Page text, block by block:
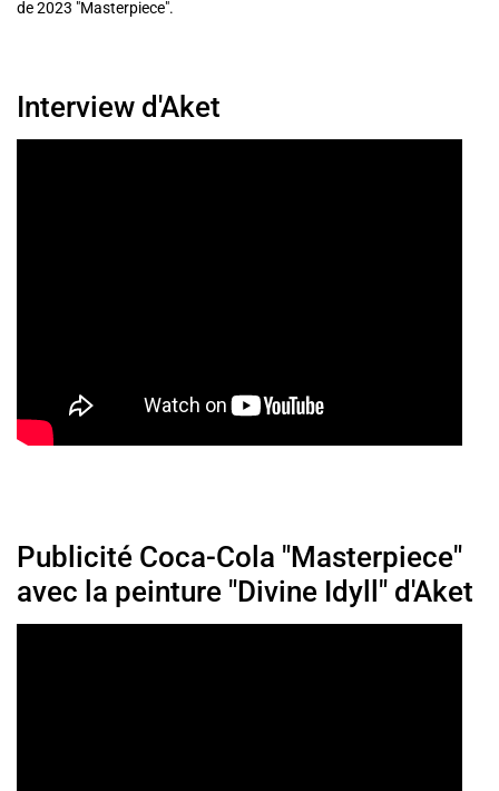
de 2023 "Masterpiece".
Interview d'Aket
Publicité Coca-Cola "Masterpiece"
avec la peinture "Divine Idyll" d'Aket